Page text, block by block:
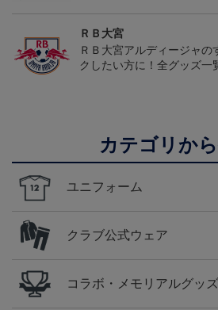
ＲＢ大宮
ＲＢ大宮アルディージャの
クしたい方に！全グッズ一
カテゴリか
ユニフォーム
クラブ公式ウェア
コラボ・メモリアルグッズ